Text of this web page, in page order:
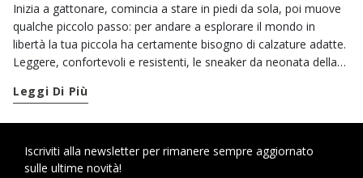
Inizia a gattonare, comincia a stare in piedi da sola, poi muove
qualche piccolo passo: per andare a esplorare il mondo in
libertà la tua piccola ha certamente bisogno di calzature adatte.
Leggere, confortevoli e resistenti, le sneaker da neonata della
regalare ai suoi piedini tutta la comodità e il supporto che
casual dal design accattivante, oppure un paio di sneaker
colorate, decorate con stampe e applicazioni. Per piedini che
Leggi Di Più
Iscriviti alla newsletter per rimanere sempre aggiornato
sulle ultime novità!